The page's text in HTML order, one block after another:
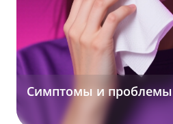
Симптомы и проблемы